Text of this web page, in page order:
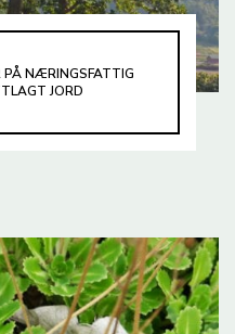
PÅ NÆRINGSFATTIG
JORD